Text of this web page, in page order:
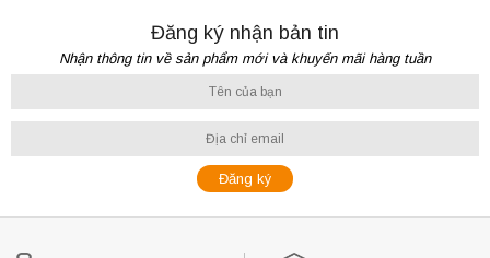
Đăng ký nhận bản tin
Nhận thông tin về sản phẩm mới và khuyến mãi hàng tuần